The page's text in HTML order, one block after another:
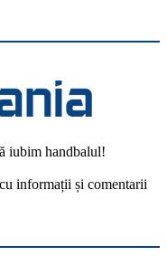
iubim handbalul!
informații și comentarii